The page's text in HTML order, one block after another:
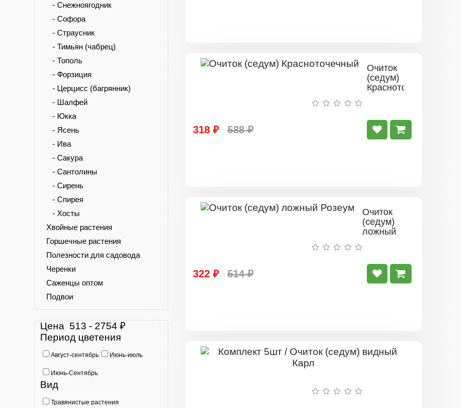
- Снежноягодник
- Софора
- Страусник
- Тимьян (чабрец)
- Тополь
- Форзиция
- Церцисс (багрянник)
- Шалфей
- Юкка
- Ясень
- Ива
- Сакура
- Сантолины
- Сирень
- Спирея
- Хосты
Хвойные растения
Горшечные растения
Полезности для садовода
Черенки
Саженцы оптом
Подвои
Цена 513 - 2754 ₽
Период цветения
Август-сентябрь Июнь-июль
Июнь-Сентябрь
Вид
Травянистые растения
Очиток
(седум)
Красноточечный
318 ₽ 588 ₽
Очиток
(седум)
ложный
322 ₽ 514 ₽